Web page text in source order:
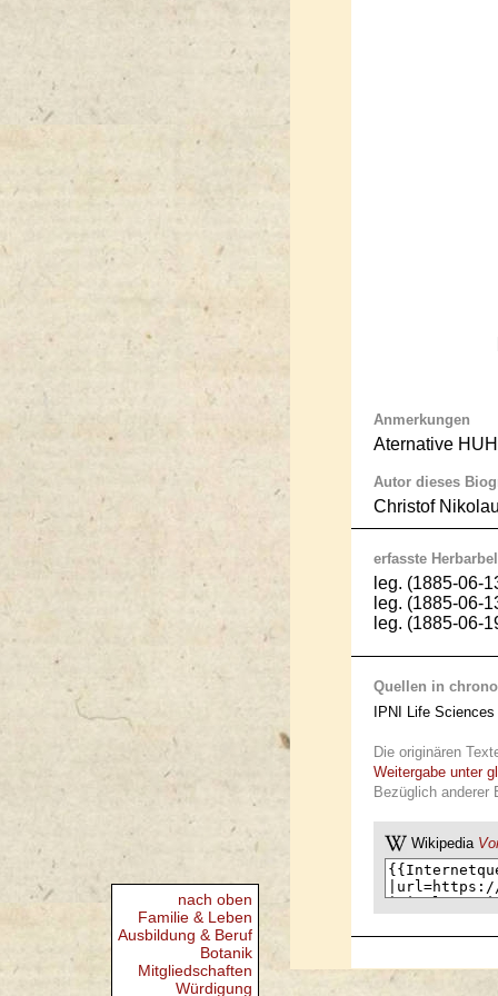
nach oben
Familie & Leben
Ausbildung & Beruf
Botanik
Mitgliedschaften
Würdigung
Anmerkungen
Aternative
Autor dieses
Christof
erfasste
leg. (1885-06-
leg. (1885-06-
leg. (1885-06-
Quellen in
IPNI Life
Die originären
Weitergabe unter
Bezüglich anderer
Wikipedia